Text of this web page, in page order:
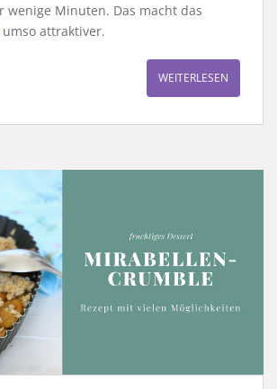
Minuten. Das macht das
umso attraktiver.
WEITERLESEN